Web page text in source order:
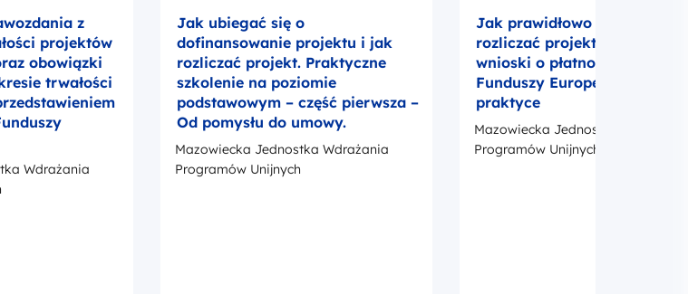
z
projektów
obowiązki
trwałości
Wdrażania
Jak ubiegać się o
dofinansowanie projektu i jak
rozliczać projekt. Praktyczne
szkolenie na poziomie
podstawowym – część pierwsza –
Od pomysłu do umowy.
Mazowiecka Jednostka Wdrażania
Programów Unijnych
Jak prawidłowo realizować i
rozliczać projekt UE?
wnioski o płatność i
Funduszy Europejskich w
praktyce
Mazowiecka Jednostka Wdrażania
Programów Unijnych